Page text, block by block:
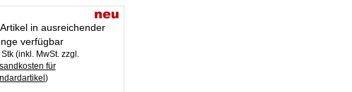
Artikel in ausreichender
verfügbar
(inkl. MwSt. zzgl.
für
)